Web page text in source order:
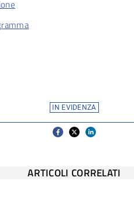
IN EVIDENZA
ARTICOLI CORRELATI